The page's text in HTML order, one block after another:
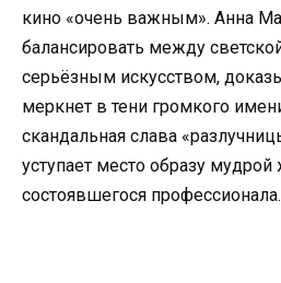
кино «очень важным». Анна
балансировать между
серьёзным искусством,
меркнет в тени громкого
скандальная слава
уступает место образу
состоявшегося профессионала.